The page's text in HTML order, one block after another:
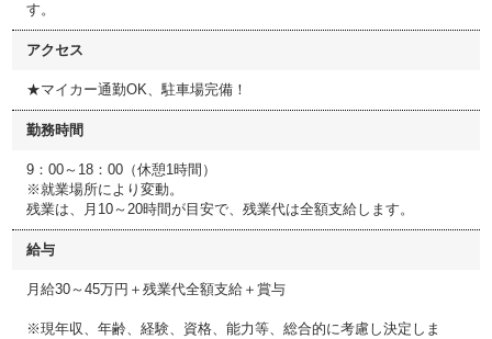
す。
アクセス
★マイカー通勤OK、駐車場完備！
勤務時間
9：00～18：00（休憩1時間）
※就業場所により変動。
残業は、月10～20時間が目安で、残業代は全額支給します。
給与
月給30～45万円＋残業代全額支給＋賞与
※現年収、年齢、経験、資格、能力等、総合的に考慮し決定しま